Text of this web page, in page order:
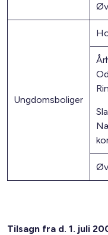
Ungdomsboliger
Tilsagn fra d. 1. juli